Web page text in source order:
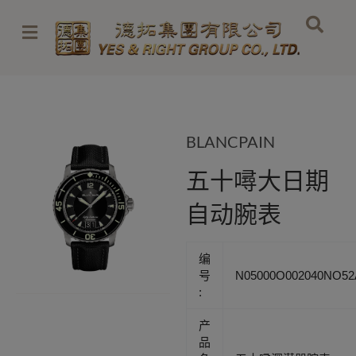
content
BLANCPAIN
五十噚大日期
自动腕表
编
号
:
产
品